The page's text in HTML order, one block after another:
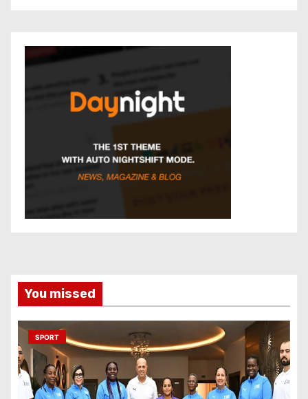
You missed
SPORT